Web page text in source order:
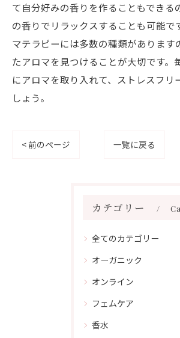
て自分好みの香りを作ることもできる
の香りでリラックスすることも可能で
マテラピーには多数の種類があります
たアロマを見つけることが大切です。
にアロマを取り入れて、ストレスフリ
しょう。
< 前のページ 一覧に戻る
カテゴリー
全てのカテゴリー
オーガニック
オンライン
フェムケア
香水